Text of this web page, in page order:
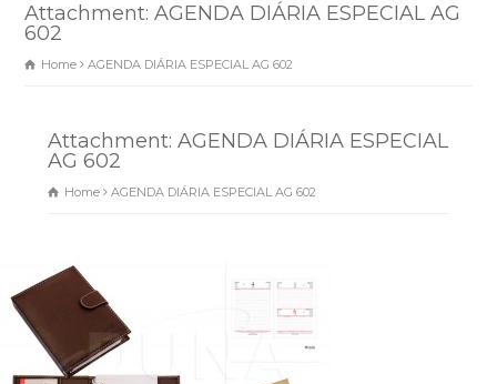
Attachment: AGENDA DIÁRIA ESPECIAL AG
602
Home AGENDA DIÁRIA ESPECIAL AG 602
Attachment: AGENDA DIÁRIA ESPECIAL
AG 602
Home AGENDA DIÁRIA ESPECIAL AG 602